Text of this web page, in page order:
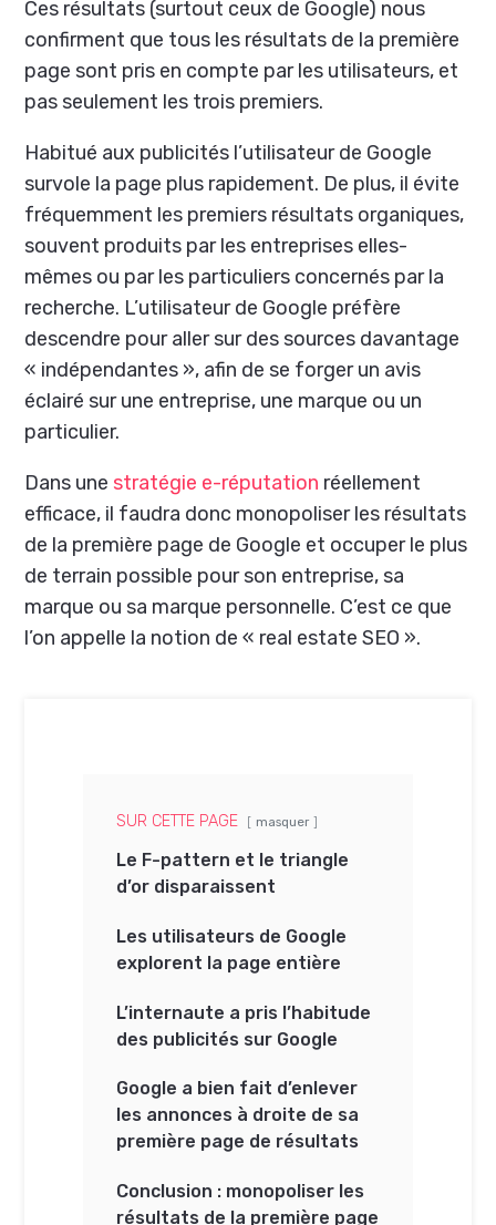
SUR CETTE PAGE masquer
Le F-pattern et le triangle
d’or disparaissent
Les utilisateurs de Google
explorent la page entière
L’internaute a pris l’habitude
des publicités sur Google
Google a bien fait d’enlever
les annonces à droite de sa
première page de résultats
Conclusion : monopoliser les
résultats de la première page
Ces résultats (surtout ceux de Google) nous
confirment que tous les résultats de la première
page sont pris en compte par les utilisateurs, et
pas seulement les trois premiers.
Habitué aux publicités l’utilisateur de Google
survole la page plus rapidement. De plus, il évite
fréquemment les premiers résultats organiques,
souvent produits par les entreprises elles-
mêmes ou par les particuliers concernés par la
recherche. L’utilisateur de Google préfère
descendre pour aller sur des sources davantage
« indépendantes », afin de se forger un avis
éclairé sur une entreprise, une marque ou un
particulier.
Dans une stratégie e-réputation réellement
efficace, il faudra donc monopoliser les résultats
de la première page de Google et occuper le plus
de terrain possible pour son entreprise, sa
marque ou sa marque personnelle. C’est ce que
l’on appelle la notion de « real estate SEO ».